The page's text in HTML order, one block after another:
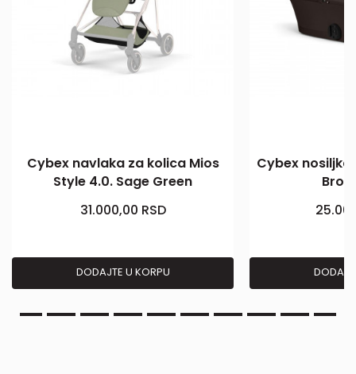
Cybex navlaka za kolica Mios
Style 4.0. Sage Green
31.000,00 RSD
DODAJTE U KORPU
Cybex